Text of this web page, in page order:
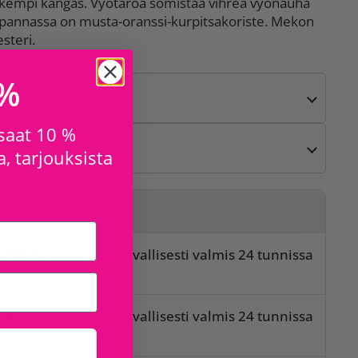
on musta-oranssi-kurpitsakoriste. Mekon
Tavallisesti valmis 24 tunnissa
Tavallisesti valmis 24 tunnissa
10 %
tarjouksista